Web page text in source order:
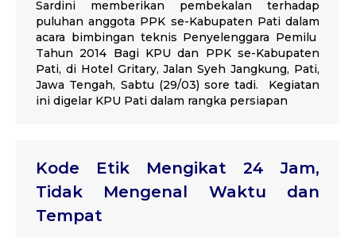
Sardini memberikan pembekalan terhadap
puluhan anggota PPK se-Kabupaten Pati dalam
acara bimbingan teknis Penyelenggara Pemilu
Tahun 2014 Bagi KPU dan PPK se-Kabupaten
Pati, di Hotel Gritary, Jalan Syeh Jangkung, Pati,
Jawa Tengah, Sabtu (29/03) sore tadi. Kegiatan
ini digelar KPU Pati dalam rangka persiapan
Kode Etik Mengikat 24 Jam,
Tidak Mengenal Waktu dan
Tempat